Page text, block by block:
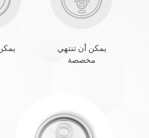
يمكن أن تنتهي
مخصصة